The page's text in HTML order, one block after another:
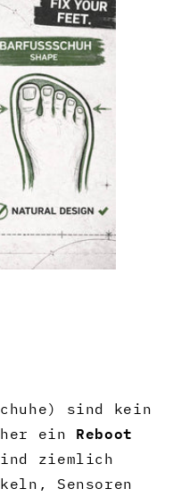
sind kein
ein Reboot
ziemlich
Sensoren